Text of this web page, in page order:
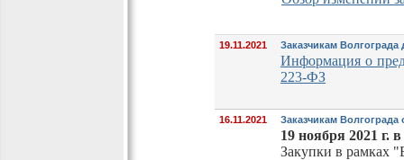
19.11.2021 Заказчикам Волгограда
Информация о
223-ФЗ
16.11.2021 Заказчикам
19 ноября 2021 г.
Закупки в рамках